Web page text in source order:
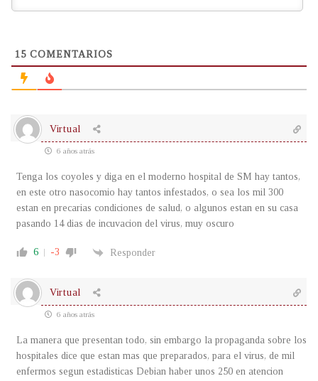
15 COMENTARIOS
Virtual
6 años atrás
Tenga los coyoles y diga en el moderno hospital de SM hay tantos,
en este otro nasocomio hay tantos infestados, o sea los mil 300
estan en precarias condiciones de salud, o algunos estan en su casa
pasando 14 dias de incuvacion del virus, muy oscuro
6 -3 Responder
Virtual
6 años atrás
La manera que presentan todo, sin embargo la propaganda sobre los
hospitales dice que estan mas que preparados, para el virus, de mil
enfermos segun estadisticas Debian haber unos 250 en atencion